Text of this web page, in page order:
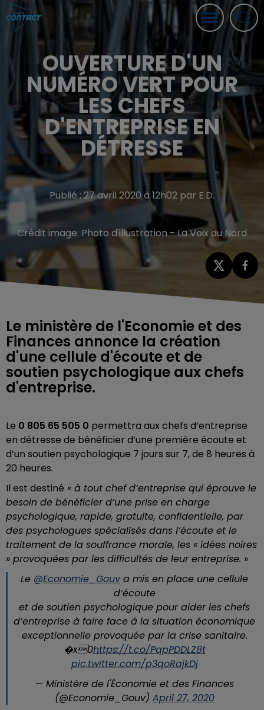
OUVERTURE D'UN
NUMÉRO VERT POUR
LES CHEFS
D'ENTREPRISE EN
DÉTRESSE
Publié : 27 avril 2020 à 12h02 par E.D.
Crédit image: Photo d'illustration - La Voix du Nord
Le ministère de l'Economie et des
Finances annonce la création
d'une cellule d'écoute et de
soutien psychologique aux chefs
d'entreprise.
Le 0 805 65 505 0 permettra aux chefs d’entreprise
en détresse de bénéficier d’une première écoute et
d’un soutien psychologique 7 jours sur 7, de 8 heures à
20 heures.
Il est destiné « à tout chef d’entreprise qui éprouve le
besoin de bénéficier d’une prise en charge
psychologique, rapide, gratuite, confidentielle, par
des psychologues spécialisés dans l’écoute et le
traitement de la souffrance morale, les « idées noires
» provoquées par les difficultés de leur entreprise. »
Le @Economie_Gouva mis en place une cellule
d’écoute
et de soutien psychologique pour aider les chefs
d’entreprise à faire face à la situation économique
exceptionnelle provoquée par la crise sanitaire.
�x0https://t.co/PqpPDDLZ8t
pic.twitter.com/p3qoRajkDj
— Ministère de l'Économie et des Finances
(@Economie_Gouv) April 27, 2020